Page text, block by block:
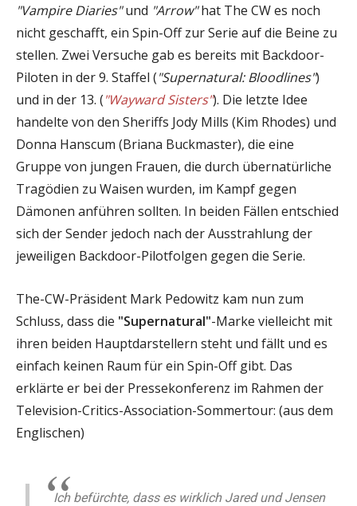
"Vampire Diaries"und "Arrow"hat The CW es noch
nicht geschafft, ein Spin-Off zur Serie auf die Beine zu
stellen. Zwei Versuche gab es bereits mit Backdoor-
Piloten in der 9. Staffel ("Supernatural: Bloodlines")
und in der 13. ("Wayward Sisters"). Die letzte Idee
handelte von den Sheriffs Jody Mills (Kim Rhodes) und
Donna Hanscum (Briana Buckmaster), die eine
Gruppe von jungen Frauen, die durch übernatürliche
Tragödien zu Waisen wurden, im Kampf gegen
Dämonen anführen sollten. In beiden Fällen entschied
sich der Sender jedoch nach der Ausstrahlung der
jeweiligen Backdoor-Pilotfolgen gegen die Serie.
The-CW-Präsident Mark Pedowitz kam nun zum
Schluss, dass die "Supernatural"-Marke vielleicht mit
ihren beiden Hauptdarstellern steht und fällt und es
einfach keinen Raum für ein Spin-Off gibt. Das
erklärte er bei der Pressekonferenz im Rahmen der
Television-Critics-Association-Sommertour: (aus dem
Englischen)
Ich befürchte, dass es wirklich Jared und Jensen